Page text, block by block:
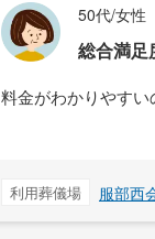
50代/女性
総合満足
料金がわかりやすい
利用葬儀場 服部西